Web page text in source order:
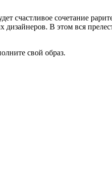
счастливое сочетание
В этом вся
свой образ.